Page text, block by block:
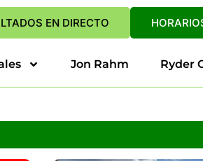
EN DIRECTO
Jon Rahm Ryder